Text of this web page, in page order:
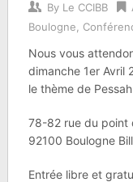
By Le CCIBB
Boulogne
Nous vous
dimanche 1er Avril
le thème de
78-82 rue du point
92100 Boulogne
Entrée libre et